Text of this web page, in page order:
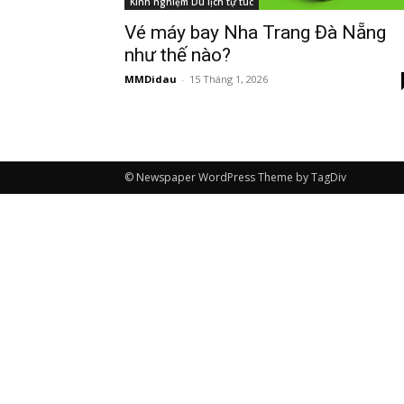
Vé máy bay Nha Trang Đà Nẵng
như thế nào?
MMDidau - 15 Tháng 1, 2026
© Newspaper WordPress Theme by TagDiv